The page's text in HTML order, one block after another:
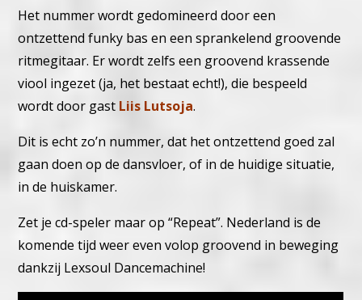
Het nummer wordt gedomineerd door een
ontzettend funky bas en een sprankelend groovende
ritmegitaar. Er wordt zelfs een groovend krassende
viool ingezet (ja, het bestaat echt!), die bespeeld
wordt door gast Liis Lutsoja.
Dit is echt zo’n nummer, dat het ontzettend goed zal
gaan doen op de dansvloer, of in de huidige situatie,
in de huiskamer.
Zet je cd-speler maar op “Repeat”. Nederland is de
komende tijd weer even volop groovend in beweging
dankzij Lexsoul Dancemachine!